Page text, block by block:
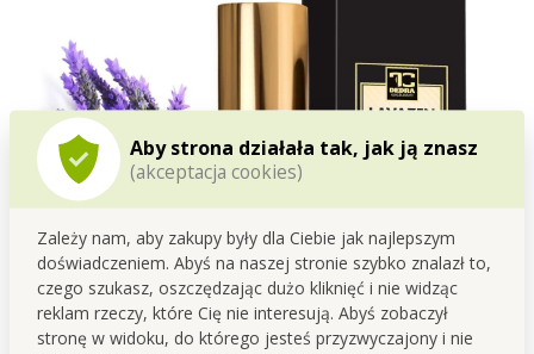
Aby strona działała tak, jak ją znasz
(akceptacja cookies)
Zależy nam, aby zakupy były dla Ciebie jak najlepszym
doświadczeniem. Abyś na naszej stronie szybko znalazł to,
czego szukasz, oszczędzając dużo kliknięć i nie widząc
reklam rzeczy, które Cię nie interesują. Abyś zobaczył
stronę w widoku, do którego jesteś przyzwyczajony i nie